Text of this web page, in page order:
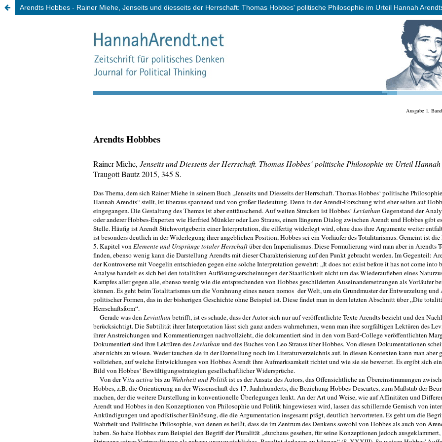
Arendts Hobbes - Rainer Miehe, Jenseits und diesseits der Herrschaft: Thomas Hobbes' politische Philosophie im Urteil Hannah